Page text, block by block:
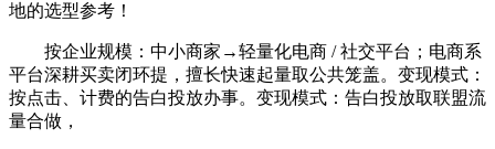
地的选型参考！
按企业规模：中小商家→轻量化电商 / 社交平台；电商系
平台深耕买卖闭环提，擅长快速起量取公共笼盖。变现模式：
按点击、计费的告白投放办事。变现模式：告白投放取联盟流
量合做，